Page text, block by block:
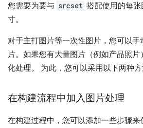
您需要为要与 srcset 搭配使用的每
寸。
对于主打图片等一次性图片，您可以手
片。如果您有大量图片（例如产品照
化处理。 为此，您可以采用以下两种方
在构建流程中加入图片处理
在构建过程中，您可以添加一些步骤